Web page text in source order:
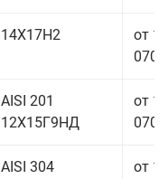
14Х17Н2
от
AISI 201
12Х15Г9НД
от
AISI 304
от